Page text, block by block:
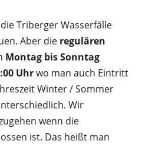
Triberger Wasserfälle
Aber die regulären
Montag bis Sonntag
Uhrwo man auch Eintritt
Winter / Sommer
Wir
wenn die
ist. Das heißt man